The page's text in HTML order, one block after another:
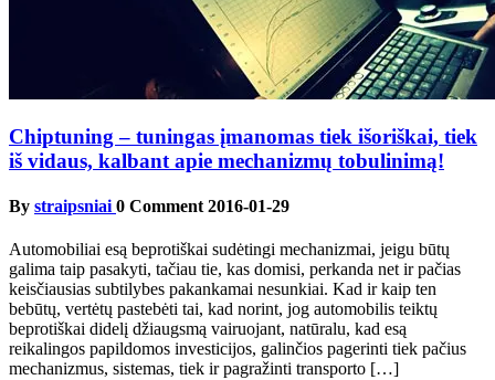
Chiptuning – tuningas įmanomas tiek išoriškai, tiek
iš vidaus, kalbant apie mechanizmų tobulinimą!
By straipsniai 0 Comment 2016-01-29
Automobiliai esą beprotiškai sudėtingi mechanizmai, jeigu būtų
galima taip pasakyti, tačiau tie, kas domisi, perkanda net ir pačias
keisčiausias subtilybes pakankamai nesunkiai. Kad ir kaip ten
bebūtų, vertėtų pastebėti tai, kad norint, jog automobilis teiktų
beprotiškai didelį džiaugsmą vairuojant, natūralu, kad esą
reikalingos papildomos investicijos, galinčios pagerinti tiek pačius
mechanizmus, sistemas, tiek ir pagražinti transporto […]